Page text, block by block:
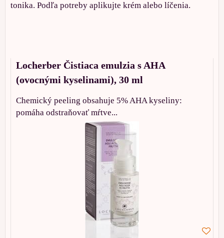
tonika. Podľa potreby aplikujte krém alebo líčenia.
Locherber Čistiaca emulzia s AHA
(ovocnými kyselinami), 30 ml
Chemický peeling obsahuje 5% AHA kyseliny:
pomáha odstraňovať mŕtve...